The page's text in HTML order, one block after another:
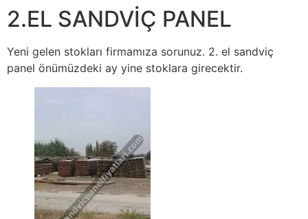
2.EL SANDVİÇ PANEL
Yeni gelen stokları firmamıza sorunuz. 2. el sandviç
panel önümüzdeki ay yine stoklara girecektir.